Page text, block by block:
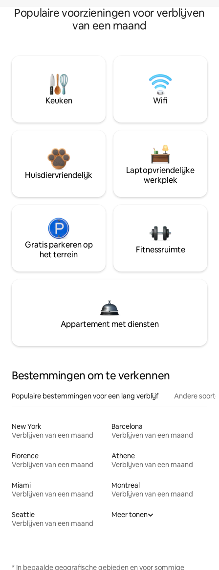
Populaire voorzieningen voor verblijven
van een maand
Keuken Wifi
Huisdiervriendelijk
Laptopvriendelijke
werkplek
Gratis parkeren op
het terrein
Fitnessruimte
Appartement met diensten
Bestemmingen om te verkennen
Populaire bestemmingen voor een lang verblijf Andere
New York
Verblijven van een maand
Barcelona
Verblijven van een maand
Florence
Verblijven van een maand
Athene
Verblijven van een maand
Miami
Verblijven van een maand
Montreal
Verblijven van een maand
Seattle
Verblijven van een maand
Meer tonen
* In bepaalde geografische gebieden en voor sommige